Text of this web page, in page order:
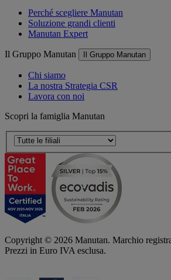
Perché scegliere Manutan
Soluzione grandi clienti
Manutan Expert
Il Gruppo Manutan Il Gruppo Manutan
Chi siamo
La nostra Strategia CSR
Lavora con noi
Scopri la famiglia Manutan
Copyright © 2026 Manutan. Marchio
Prezzi in Euro IVA esclusa.